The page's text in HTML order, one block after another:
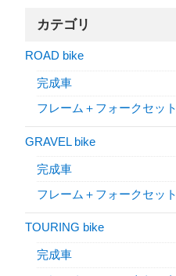
カテゴリ
ROAD bike
完成車
フレーム＋フォークセット
GRAVEL bike
完成車
フレーム＋フォークセット
TOURING bike
完成車